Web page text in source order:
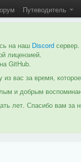
Путеводитель
на наш Discord сервер.
лицензией.
GitHub.
вас за время,
и добрым
лет. Спасибо вам за